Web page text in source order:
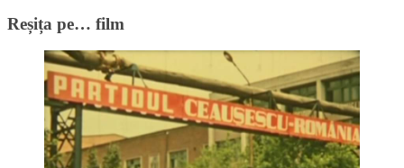
Reșița pe… film